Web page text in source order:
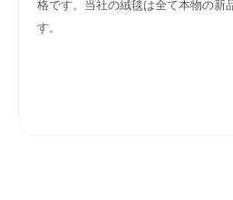
格です。当社の絨毯は全て本物の新
す。